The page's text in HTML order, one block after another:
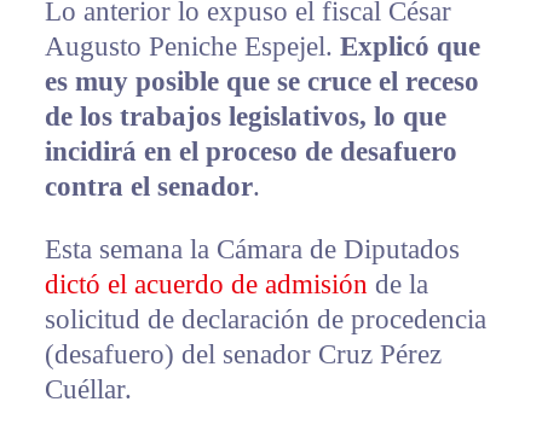
Lo anterior lo expuso el fiscal César
Augusto Peniche Espejel. Explicó que
es muy posible que se cruce el receso
de los trabajos legislativos, lo que
incidirá en el proceso de desafuero
contra el senador.
Esta semana la Cámara de Diputados
dictó el acuerdo de admisión de la
solicitud de declaración de procedencia
(desafuero) del senador Cruz Pérez
Cuéllar.